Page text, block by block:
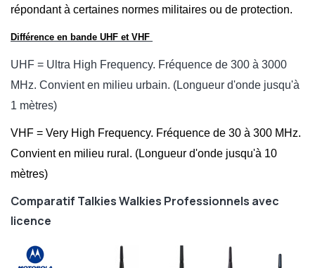
répondant à certaines normes militaires ou de protection.
Différence en bande UHF et VHF
UHF = Ultra High Frequency. Fréquence de 300 à 3000
MHz. Convient en milieu urbain. (Longueur d'onde jusqu'à
1 mètres)
VHF = Very High Frequency. Fréquence de 30 à 300 MHz.
Convient en milieu rural. (Longueur d'onde jusqu'à 10
mètres)
Comparatif Talkies Walkies Professionnels avec
licence